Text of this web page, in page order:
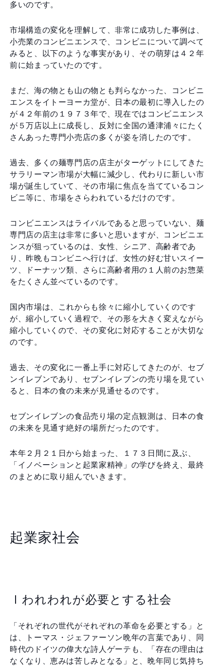
多いのです。
市場構造の変化を理解して、非常に成功した事例は、
小売業のコンビニエンスで、コンビニについて調べて
みると、以下のような事実があり、その萌芽は４２年
前に始まっていたのです。
まだ、海の物とも山の物とも判らなかった、コンビニ
エンスをイトーヨーカ堂が、日本の最初に導入したの
が４２年前の１９７３年で、現在ではコンビニエンス
が５万店以上に成長し、反対に全国の通津浦々にたく
さんあった専門小売店の多くが姿を消したのです。
過去、多くの麺専門店の店主がターゲットにしてきた
サラリーマン市場が大幅に減少し、代わりに新しい市
場が誕生していて、その市場に焦点を当てているコン
ビニ等に、市場をさらわれているだけのです。
コンビニエンスはライバルであると思っていない、麺
専門店の店主は非常に多いと思いますが、コンビニエ
ンスが狙っているのは、女性、シニア、高齢者であ
り、昨晩もコンビニへ行けば、女性の好む甘いスイー
ツ、ドーナッツ類、さらに高齢者用の１人前のお惣菜
をたくさん並べているのです。
国内市場は、これからも徐々に縮小していくのです
が、縮小していく過程で、その形を大きく変えながら
縮小していくので、その変化に対応することが大切な
のです。
過去、その変化に一番上手に対応してきたのが、セブ
ンイレブンであり、セブンイレブンの売り場を見てい
ると、日本の食の未来が見通せるのです。
セブンイレブンの食品売り場の定点観測は、日本の食
の未来を見通す絶好の場所だったのです。
本年２月２１日から始まった、１７３日間に及ぶ、
「イノベーションと起業家精神」の学びを終え、最終
のまとめに取り組んでいきます。
起業家社会
Ⅰわれわれが必要とする社会
「それぞれの世代がそれぞれの革命を必要とする」と
は、トーマス・ジェファーソン晩年の言葉であり、同
時代のドイツの偉大な詩人ゲーテも、「存在の理由は
なくなり、恵みは苦しみとなる」と、晩年同じ気持ち